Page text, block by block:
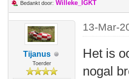
Bedankt door: Willeke_IGKT
Tijanus
Toerder
13-Mar-
Het is
nogal